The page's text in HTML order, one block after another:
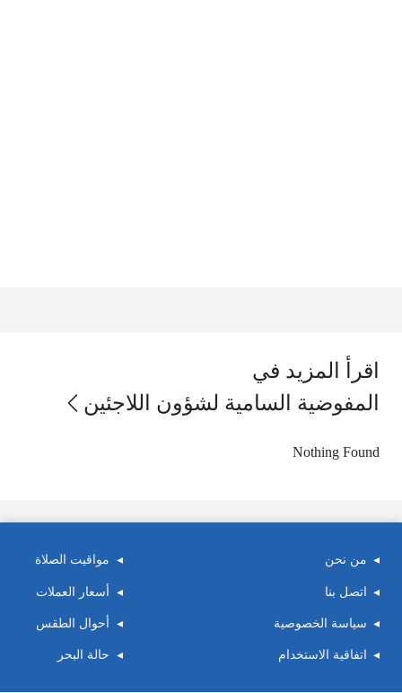
اقرأ المزيد في
المفوضية السامية لشؤون اللاجئين
Nothing Found
من نحن
اتصل بنا
سياسة الخصوصية
اتفاقية الاستخدام
مواقيت الصلاة
أسعار العملات
أحوال الطقس
حالة البحر